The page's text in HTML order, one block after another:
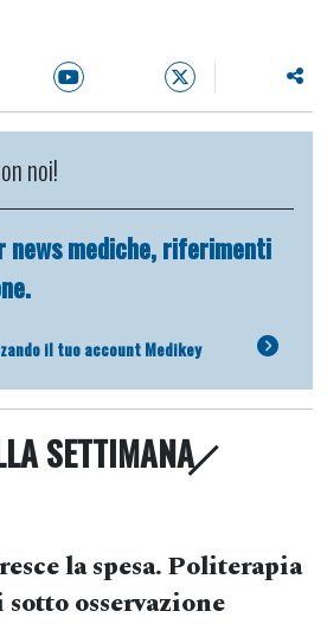
noi!
news mediche, riferimenti
il tuo account Medikey
SETTIMANA
la spesa. Politerapia
osservazione